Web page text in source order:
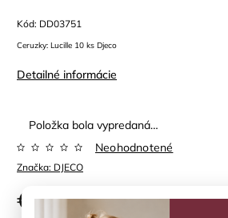
Kód: DD03751
Ceruzky: Lucille 10 ks Djeco
Detailné informácie
Položka bola vypredaná…
Značka: DJECO
Neohodnotené
€8,90